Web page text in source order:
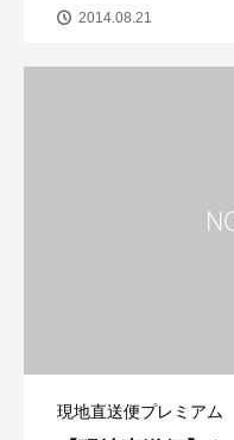
2014.08.21
現地直送便プレミアム